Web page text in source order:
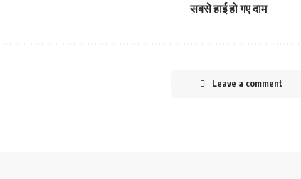
सबसे हाई हो गए दाम
Leave a comment